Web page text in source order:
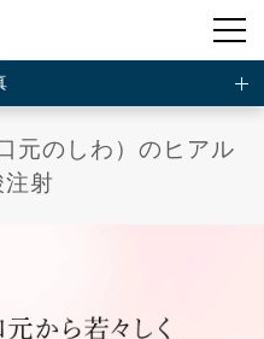
元のしわ）のヒアル
注射